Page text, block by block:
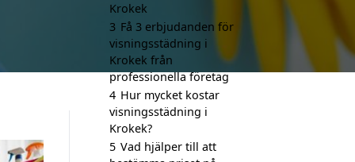
Krokek
3 Få 3 erbjudanden för
visningsstädning i
Krokek från
professionella företag
4 Hur mycket kostar
visningsstädning i
Krokek?
5 Vad hjälper till att